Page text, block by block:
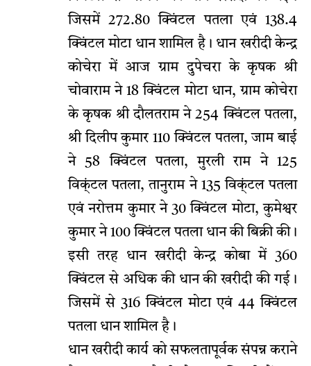
जिसमें 272.80 क्विंटल पतला एवं 138.4
क्विंटल मोटा धान शामिल है। धान खरीदी केन्द्र
कोचेरा में आज ग्राम दुपेचरा के कृषक श्री
चोवाराम ने 18 क्विंटल मोटा धान, ग्राम कोचेरा
के कृषक श्री दौलतराम ने 254 क्विंटल पतला,
श्री दिलीप कुमार 110 क्विंटल पतला, जाम बाई
ने 58 क्विंटल पतला, मुरली राम ने 125
विक्ंटल पतला, तानुराम ने 135 विक्ंटल पतला
एवं नरोत्तम कुमार ने 30 क्विंटल मोटा, कुमेश्वर
कुमार ने 100 क्विंटल पतला धान की बिक्री की।
इसी तरह धान खरीदी केन्द्र कोबा में 360
क्विंटल से अधिक की धान की खरीदी की गई।
जिसमें से 316 क्विंटल मोटा एवं 44 क्विंटल
पतला धान शामिल है।
धान खरीदी कार्य को सफलतापूर्वक संपन्न कराने